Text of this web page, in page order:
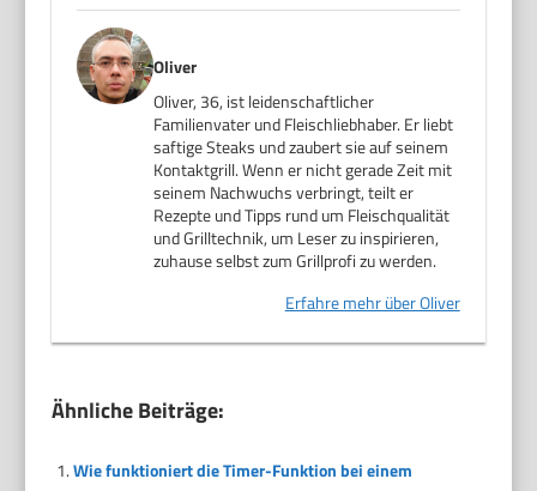
Oliver
Oliver, 36, ist leidenschaftlicher
Familienvater und Fleischliebhaber. Er liebt
saftige Steaks und zaubert sie auf seinem
Kontaktgrill. Wenn er nicht gerade Zeit mit
seinem Nachwuchs verbringt, teilt er
Rezepte und Tipps rund um Fleischqualität
und Grilltechnik, um Leser zu inspirieren,
zuhause selbst zum Grillprofi zu werden.
Erfahre mehr über Oliver
Ähnliche Beiträge:
Wie funktioniert die Timer-Funktion bei einem